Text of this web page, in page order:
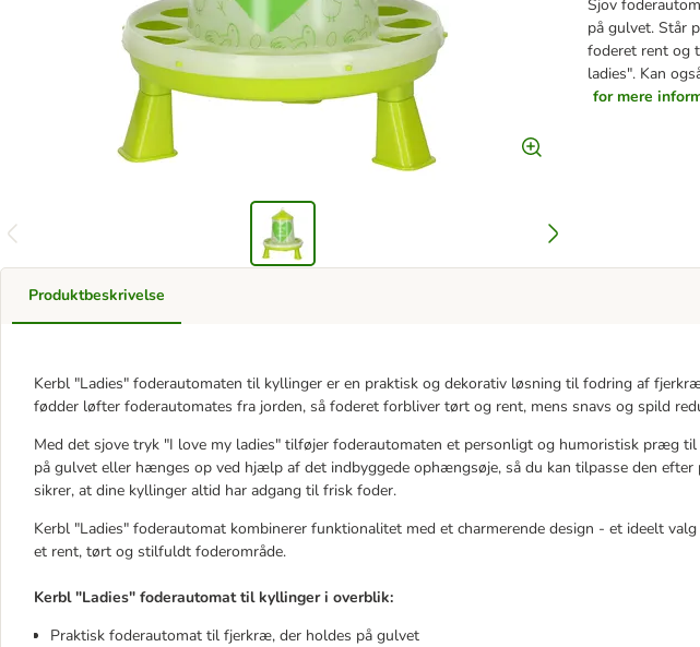
Sjov
på gulvet. Står
foderet rent og
ladies". Kan
for mere
Produktbeskrivelse
Kerbl "Ladies" foderautomaten til kyllinger er en praktisk og dekorativ løsning til fodring af
fødder løfter foderautomates fra jorden, så foderet forbliver tørt og rent, mens snavs og spild
Med det sjove tryk "I love my ladies" tilføjer foderautomaten et personligt og humoristisk præg til
på gulvet eller hænges op ved hjælp af det indbyggede ophængsøje, så du kan tilpasse den efter
sikrer, at dine kyllinger altid har adgang til frisk foder.
Kerbl "Ladies" foderautomat kombinerer funktionalitet med et charmerende design - et ideelt
et rent, tørt og stilfuldt foderområde.
Kerbl "Ladies" foderautomat til kyllinger i overblik:
Praktisk foderautomat til fjerkræ, der holdes på gulvet